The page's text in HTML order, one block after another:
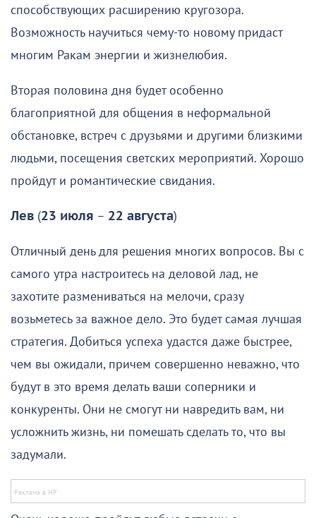
способствующих расширению кругозора.
Возможность научиться чему-то новому придаст
многим Ракам энергии и жизнелюбия.
Вторая половина дня будет особенно
благоприятной для общения в неформальной
обстановке, встреч с друзьями и другими близкими
людьми, посещения светских мероприятий. Хорошо
пройдут и романтические свидания.
Лев (23 июля – 22 августа)
Отличный день для решения многих вопросов. Вы с
самого утра настроитесь на деловой лад, не
захотите размениваться на мелочи, сразу
возьметесь за важное дело. Это будет самая лучшая
стратегия. Добиться успеха удастся даже быстрее,
чем вы ожидали, причем совершенно неважно, что
будут в это время делать ваши соперники и
конкуренты. Они не смогут ни навредить вам, ни
усложнить жизнь, ни помешать сделать то, что вы
задумали.